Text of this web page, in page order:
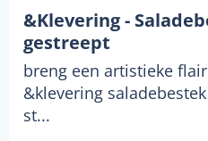
&Klevering -
gestreept
breng een artistieke
&klevering
st...